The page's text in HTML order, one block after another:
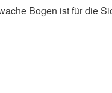
Bogen ist für die